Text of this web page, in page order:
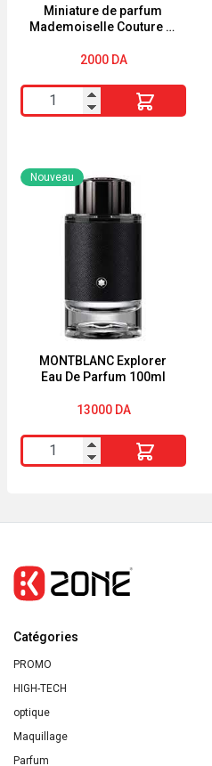
Pièces
Miniature de parfum
Mademoiselle Couture in
2000 DA
quantité
de
de
parfum
Mademoiselle
Rochas
4,5mlMONTBLANC Explorer
Eau De Parfum 100ml
Nouveau
13000 DA
quantité
de
De
Parfum
Catégories
PROMO
HIGH-TECH
optique
Maquillage
Parfum